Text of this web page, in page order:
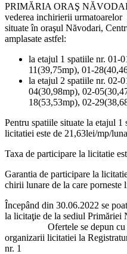
PRIMĂRIA ORAŞ
vederea inchirierii
situate în oraşul Năvodari,
amplasate astfel:
la etajul 1 spatiile nr. 01-
11(39,75mp), 01-
la etajul 2 spatiile nr. 02-
04(30,98mp), 02-
18(53,53mp), 02-
Pentru spatiile situate la etajul
licitatiei este de 21,63lei/mp/luna
Taxa de participare la licitatie
Garantia de participare la
chirii lunare de la care porneste
Începând din 30.06.2022 se
la licitaţie de la sediul Primăriei
Ofertele se depun cu cel
organizarii licitatiei la
nr. 1